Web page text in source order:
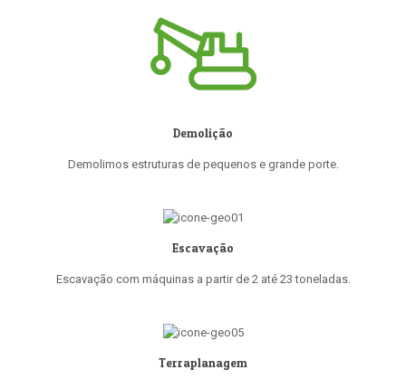
Demolição
Demolimos estruturas de pequenos e grande porte.
Escavação
Escavação com máquinas a partir de 2 até 23 toneladas.
Terraplanagem